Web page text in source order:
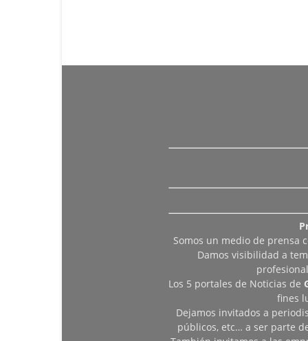
Somos un medio de prensa
Damos visibilidad a
Los 5 portales de Noticias de
fines
Dejamos invitados a
públicos, etc… a ser parte